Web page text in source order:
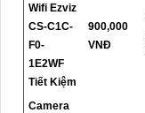
Wifi Ezviz
CS-C1C-
F0-
1E2WF
Tiết Kiệm
900,000
VNĐ
Camera